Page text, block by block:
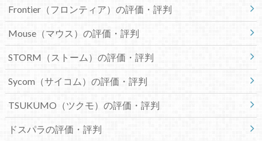
Frontier（フロンティア）の評価・評判
Mouse（マウス）の評価・評判
STORM（ストーム）の評価・評判
Sycom（サイコム）の評価・評判
TSUKUMO（ツクモ）の評価・評判
ドスパラの評価・評判